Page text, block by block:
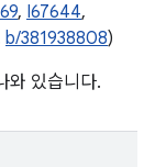
, I67644,
b/381938808)
와 있습니다.